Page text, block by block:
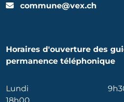
commune@vex.ch
Horaires d'ouverture des
permanence téléphonique
Lundi
18h00